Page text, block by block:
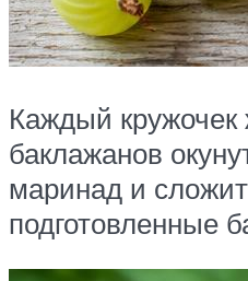
Каждый
баклажанов
маринад и
подготовленные